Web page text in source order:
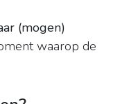
(mogen)
waarop de